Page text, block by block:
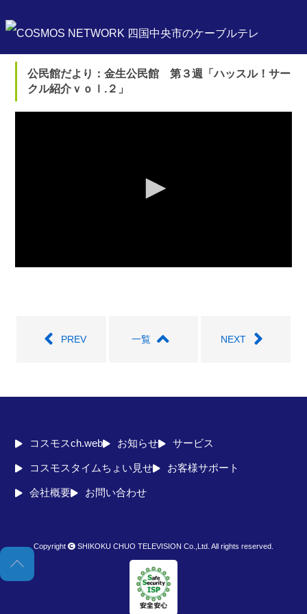
公民館だより：金生公民館 第３週「ハッスル！サー
クル紹介ｖｏｌ.２」
PREV 一覧 NEXT
コスモスch.web お知らせ サービス
コスモスタイムちょい見せ お客様サポート
会社概要 お問い合わせ
Copyright SHIKOKU CHUO TELEVISION Co.,Ltd. All rights reserved.